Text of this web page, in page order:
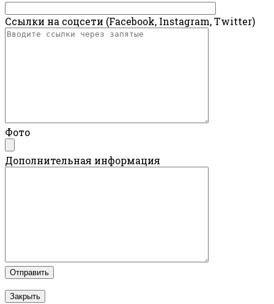
Ссылки на соцсети (Facebook, Instagram, Twitter)
Фото
Дополнительная информация
Закрыть